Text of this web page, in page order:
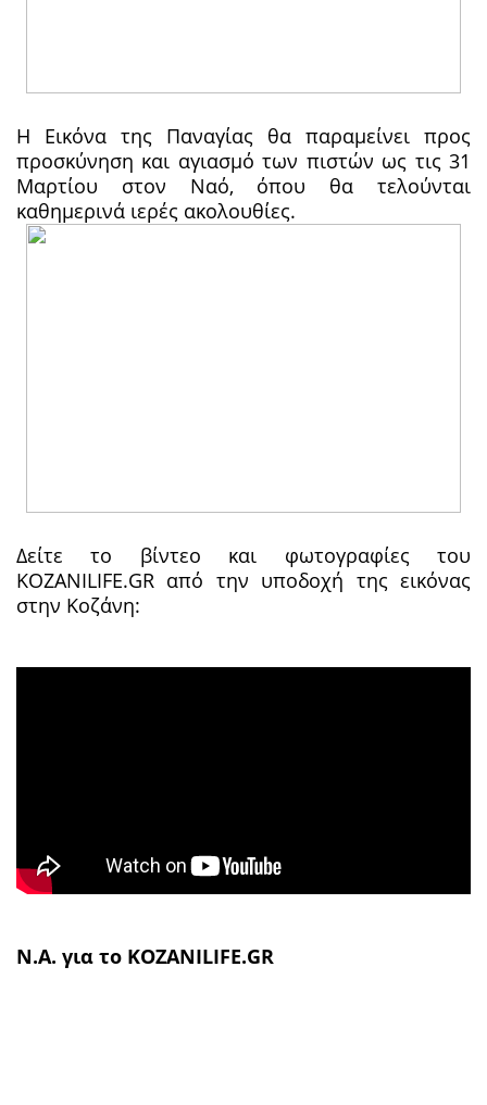
Η Εικόνα της Παναγίας θα παραμείνει προς
προσκύνηση και αγιασμό των πιστών ως τις 31
Μαρτίου στον Ναό, όπου θα τελούνται
καθημερινά ιερές ακολουθίες.
Δείτε το βίντεο και φωτογραφίες του
KOZANILIFE.GR από την υποδοχή της εικόνας
στην Κοζάνη:
Ν.Α. για το KOZANILIFE.GR